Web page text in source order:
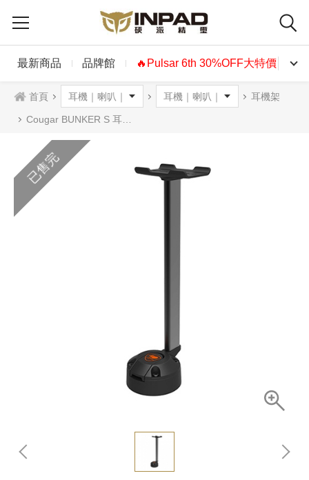
最新商品 品牌館 🔥Pulsar 6th 30%OFF大特價🔥
首頁 耳機架
Cougar BUNKER S 耳機架
已售完